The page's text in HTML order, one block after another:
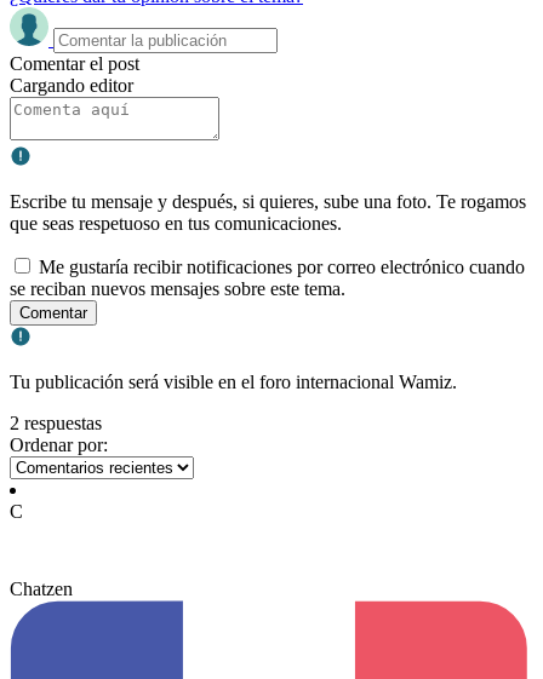
Comentar el post
Cargando editor
Escribe tu mensaje y después, si quieres, sube una foto. Te rogamos
que seas respetuoso en tus comunicaciones.
Me gustaría recibir notificaciones por correo electrónico cuando
se reciban nuevos mensajes sobre este tema.
Comentar
Tu publicación será visible en el foro internacional Wamiz.
2 respuestas
Ordenar por:
C
Chatzen